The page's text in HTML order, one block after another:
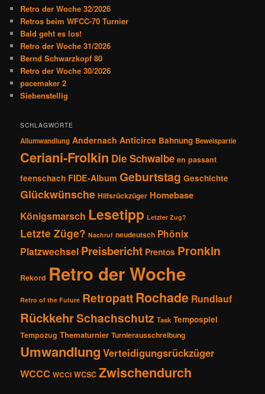
a
v
i
g
a
t
i
o
n
Retro der Woche 32/2026
Retros beim WFCC-70 Turnier
Bald geht es los!
Retro der Woche 31/2026
Bernd Schwarzkopf 80
Retro der Woche 30/2026
pacemaker 2
Siebenstellig
SCHLAGWORTE
Allumwandlung Andernach Anticirce Bahnung Beweispartie
Ceriani-Frolkin Die Schwalbe en passant
feenschach FIDE-Album Geburtstag Geschichte
Glückwünsche Hilfsrückzüger Homebase
Königsmarsch Lesetipp Letzter Zug?
Letzte Züge? Nachruf neudeutsch Phönix
Platzwechsel Preisbericht Prentos Pronkin
Rekord Retro der Woche
Retro of the Future RetropattRochade Rundlauf
RückkehrSchachschutz Task Tempospiel
Tempozug Thematurnier Turnierausschreibung
Umwandlung Verteidigungsrückzüger
WCCC WCCI WCSC Zwischendurch